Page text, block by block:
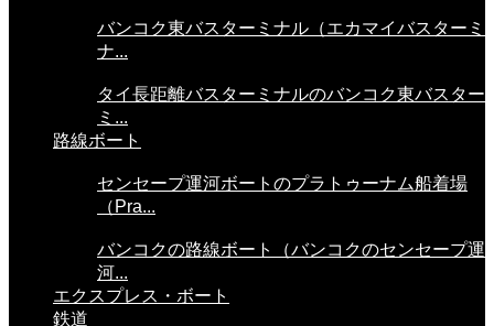
バンコク東バスターミナル（エカマイバスターミ
ナ...
タイ長距離バスターミナルのバンコク東バスター
ミ...
路線ボート
センセープ運河ボートのプラトゥーナム船着場
（Pra...
バンコクの路線ボート（バンコクのセンセープ運
河...
エクスプレス・ボート
鉄道